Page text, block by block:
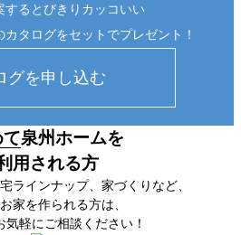
するとびきりカッコいい
タログをセットでプレゼント！
泉州ホームを
用される方
ラインナップ、家づくりなど、
家を作られる方は、
気軽にご相談ください！